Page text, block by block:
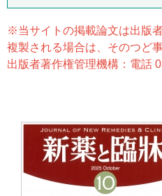
※当サイトの掲載論文は出版
複製される場合は、そのつど
出版者著作権管理機構：電話